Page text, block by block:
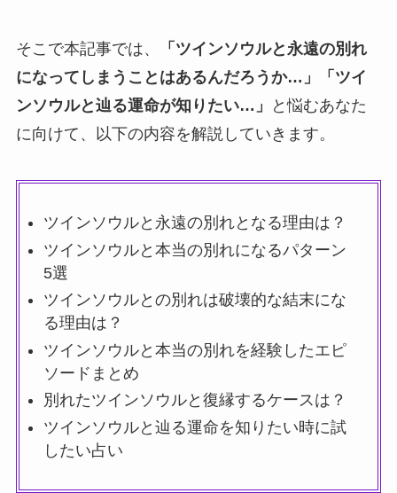
そこで本記事では、
「ツインソウルと永遠の別れ
になってしまうことはあるんだろうか…」「ツイ
ンソウルと辿る運命が知りたい…」
と悩むあなた
に向けて、以下の内容を解説していきます。
ツインソウルと永遠の別れとなる理由は？
ツインソウルと本当の別れになるパターン
5選
ツインソウルとの別れは破壊的な結末にな
る理由は？
ツインソウルと本当の別れを経験したエピ
ソードまとめ
別れたツインソウルと復縁するケースは？
ツインソウルと辿る運命を知りたい時に試
したい占い